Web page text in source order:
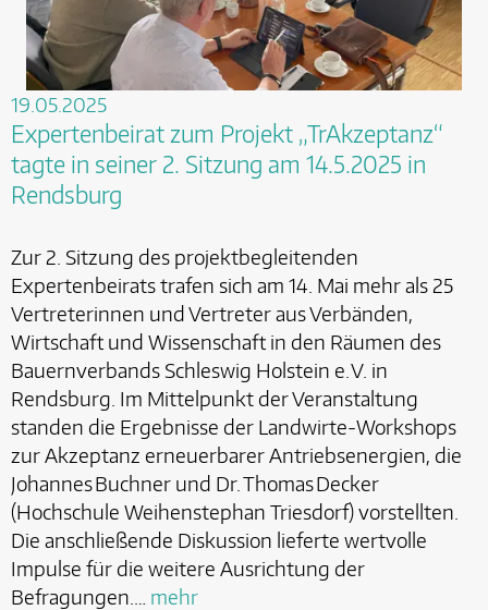
19.05.2025
Expertenbeirat zum Projekt „TrAkzeptanz“
tagte in seiner 2. Sitzung am 14.5.2025 in
Rendsburg
Zur 2. Sitzung des projektbegleitenden
Expertenbeirats trafen sich am 14. Mai mehr als 25
Vertreterinnen und Vertreter aus Verbänden,
Wirtschaft und Wissenschaft in den Räumen des
Bauernverbands Schleswig Holstein e. V. in
Rendsburg. Im Mittelpunkt der Veranstaltung
standen die Ergebnisse der Landwirte-Workshops
zur Akzeptanz erneuerbarer Antriebsenergien, die
Johannes Buchner und Dr. Thomas Decker
(Hochschule Weihenstephan Triesdorf) vorstellten.
Die anschließende Diskussion lieferte wertvolle
Impulse für die weitere Ausrichtung der
Befragungen.… mehr